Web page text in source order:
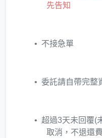
先告知
不接急單
委託請自帶完整
超過3天未回覆(
取消，不退還